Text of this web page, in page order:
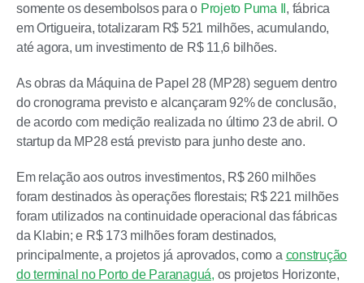
somente os desembolsos para o Projeto Puma II , fábrica
em Ortigueira, totalizaram R$ 521 milhões, acumulando,
até agora, um investimento de R$ 11,6 bilhões.
As obras da Máquina de Papel 28 (MP28) seguem dentro
do cronograma previsto e alcançaram 92% de conclusão,
de acordo com medição realizada no último 23 de abril. O
startup da MP28 está previsto para junho deste ano.
Em relação aos outros investimentos, R$ 260 milhões
foram destinados às operações florestais; R$ 221 milhões
foram utilizados na continuidade operacional das fábricas
da Klabin; e R$ 173 milhões foram destinados,
principalmente, a projetos já aprovados, como a construção
do terminal no Porto de Paranaguá, os projetos Horizonte,